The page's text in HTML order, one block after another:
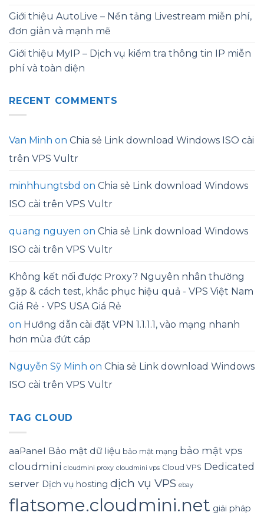
Giới thiệu AutoLive – Nền tảng Livestream miễn phí,
đơn giản và mạnh mẽ
Giới thiệu MyIP – Dịch vụ kiểm tra thông tin IP miễn
phí và toàn diện
RECENT COMMENTS
Van Minh on Chia sẻ Link download Windows ISO cài
trên VPS Vultr
minhhungtsbd on Chia sẻ Link download Windows
ISO cài trên VPS Vultr
quang nguyen on Chia sẻ Link download Windows
ISO cài trên VPS Vultr
Không kết nối được Proxy? Nguyên nhân thường
gặp & cách test, khắc phục hiệu quả - VPS Việt Nam
Giá Rẻ - VPS USA Giá Rẻ
on Hướng dẫn cài đặt VPN 1.1.1.1, vào mạng nhanh
hơn mùa đứt cáp
Nguyễn Sỹ Minh on Chia sẻ Link download Windows
ISO cài trên VPS Vultr
TAG CLOUD
aaPanel Bảo mật dữ liệu bảo mật mạng bảo mật vps
cloudmini cloudmini proxy cloudmini vps Cloud VPS Dedicated
server Dịch vụ hosting dịch vụ VPS ebay
flatsome.cloudmini.net giải pháp